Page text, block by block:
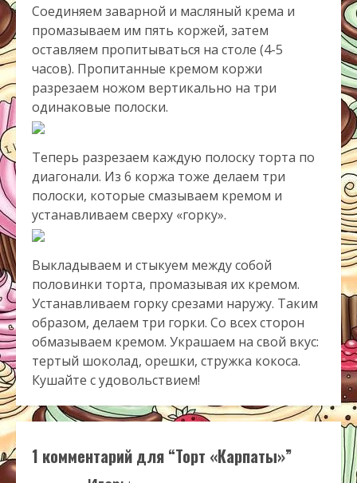
Соединяем заварной и масляный крема и
промазываем им пять коржей, затем
оставляем пропитываться на столе (4-5
часов). Пропитанные кремом коржи
разрезаем ножом вертикально на три
одинаковые полоски.
Теперь разрезаем каждую полоску торта по
диагонали. Из 6 коржа тоже делаем три
полоски, которые смазываем кремом и
устанавливаем сверху «горку».
Выкладываем и стыкуем между собой
половинки торта, промазывая их кремом.
Устанавливаем горку срезами наружу. Таким
образом, делаем три горки. Со всех сторон
обмазываем кремом. Украшаем на свой вкус:
тертый шоколад, орешки, стружка кокоса.
Кушайте с удовольствием!
1 комментарий для “Торт «Карпаты»”